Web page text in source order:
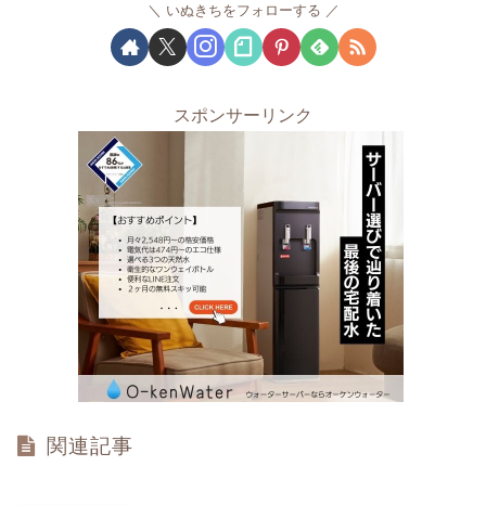
いぬきちをフォローする
スポンサーリンク
関連記事